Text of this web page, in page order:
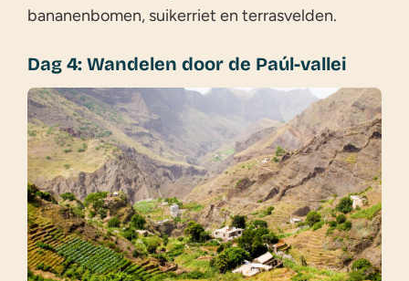
bananenbomen, suikerriet en terrasvelden.
Dag 4: Wandelen door de Paúl-vallei